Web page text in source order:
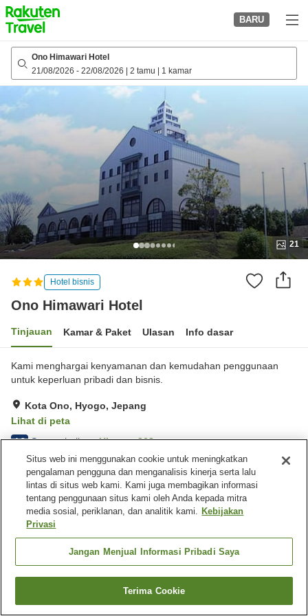
to
top
page
BARU
Ono Himawari Hotel
21/08/2026 - 22/08/2026 2 tamu 1 kamar
21
Hotel bisnis
Ono Himawari Hotel
Tinjauan Kamar & Paket Ulasan Info dasar
Kami menghargai kenyamanan dan kemudahan penggunaan
untuk keperluan pribadi dan bisnis.
Kota Ono, Hyogo, Jepang
Lihat di peta
4.2 Sangat baik Ulasan:268
Fasilitas properti
Tempat parkir
Restoran
Kafe
Mesin penjual otomatis
Jepang Hyogo Kota Ono Ono Himawari Hotel
Cari kamar
Situs web ini menggunakan cookie untuk meningkatkan
pengalaman pengguna dan menganalisis kinerja serta lalu
lintas di situs web kami. Kami juga membagikan informasi
tentang penggunaan situs kami oleh Anda kepada mitra
media sosial, periklanan, dan analitik kami. Kebijakan
Privasi
Jangan Menjual Informasi Pribadi Saya
Terima Cookie